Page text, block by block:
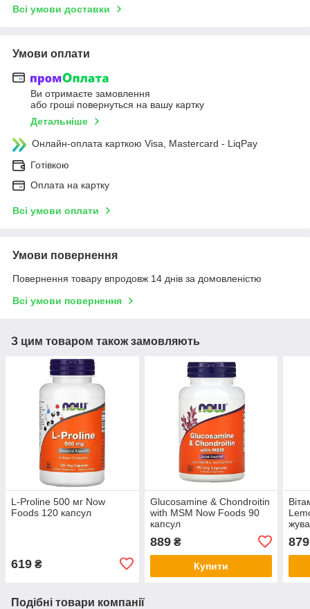
Всі умови доставки
Умови оплати
Ви отримаєте замовлення
або гроші повернуться на вашу картку
Детальніше
Онлайн-оплата карткою Visa, Mastercard - LiqPay
Готівкою
Оплата на картку
Всі умови оплати
Умови повернення
Повернення товару впродовж 14 днів за домовленістю
Всі умови повернення
З цим товаром також замовляють
L-Proline 500 мг Now
Foods 120 капсул
619 ₴
Glucosamine & Chondroitin
with MSM Now Foods 90
капсул
889₴
Купити
879
Подібні товари компанії